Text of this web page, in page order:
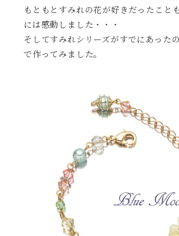
もともとすみれの花が好きだったこと
には感動しました・・・
そしてすみれシリーズがすでにあった
で作ってみました。